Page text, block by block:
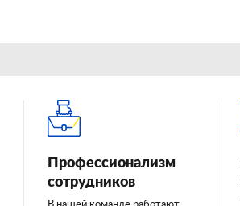
Профессионализм
сотрудников